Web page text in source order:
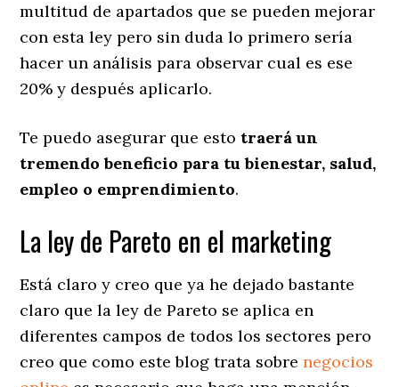
multitud de apartados que se pueden mejorar
con esta ley pero sin duda lo primero sería
hacer un análisis para observar cual es ese
20% y después aplicarlo.
Te puedo asegurar que esto traerá un
tremendo beneficio para tu bienestar, salud,
empleo o emprendimiento.
La ley de Pareto en el marketing
Está claro y creo que ya he dejado bastante
claro que la ley de Pareto se aplica en
diferentes campos de todos los sectores pero
creo que como este blog trata sobrenegocios